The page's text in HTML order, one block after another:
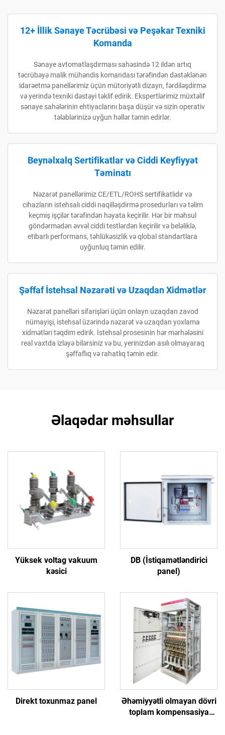
12+ İllik Sənaye Təcrübəsi və Peşəkar Texniki
Komanda
Sənaye avtomatlaşdırması sahəsində 12 ildən artıq
təcrübəyə malik mühəndis komandası tərəfindən dəstəklənən
idarəetmə panellərimiz üçün mütoriyətli dizayn, fərdiləşdirmə
və yerində texniki dəstəyi təklif edirik. Ekspertlərimiz müxtəlif
sənaye sahələrinin ehtiyaclarını başa düşür və sizin operativ
tələblərinizə uyğun həllər təmin edirlər.
Beynəlxalq Sertifikatlar və Ciddi Keyfiyyət
Təminatı
Nəzarət panellərimiz CE/ETL/ROHS sertifikatlıdır və
cihazların istehsalı ciddi naqilləşdirmə prosedurları və təlim
keçmiş işçilər tərəfindən həyata keçirilir. Hər bir məhsul
göndərmədən əvvəl ciddi testlərdən keçirilir və beləliklə,
etibarlı performans, təhlükəsizlik və qlobal standartlara
uyğunluq təmin edilir.
Şəffaf İstehsal Nəzarəti və Uzaqdan Xidmətlər
Nəzarət panelləri sifarişləri üçün onlayn uzaqdan zavod
nümayişi, istehsal üzərində nəzarət və uzaqdan yoxlama
xidmətləri təqdim edirik. İstehsal prosesinin hər mərhələsini
real vaxtda izləyə bilərsiniz və bu, yerinizdən asılı olmayaraq
şəffaflıq və rahatlıq təmin edir.
Əlaqədar məhsullar
Yüksek voltag vakuum
kəsici
DB (İstiqamətləndirici
panel)
Direkt toxunmaz panel
Əhəmiyyətli olmayan dövri
toplam kompensasiya